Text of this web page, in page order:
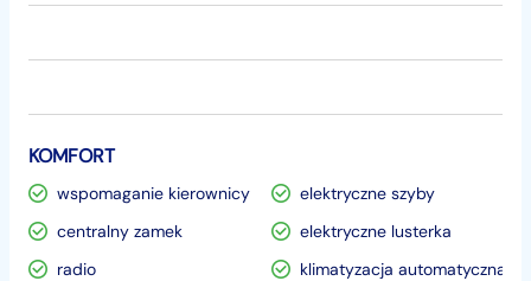
KOMFORT
wspomaganie kierownicy
elektryczne szyby
centralny zamek
elektryczne lusterka
radio
klimatyzacja automatyczna